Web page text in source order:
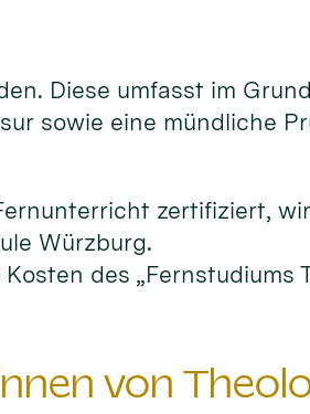
Diese umfasst im
sowie eine mündliche
zertifiziert,
Würzburg.
des
von